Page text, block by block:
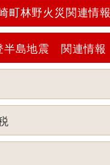
町林野火災関連情報
半島地震 関連情報